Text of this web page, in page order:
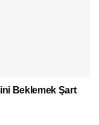
Beklemek Şart